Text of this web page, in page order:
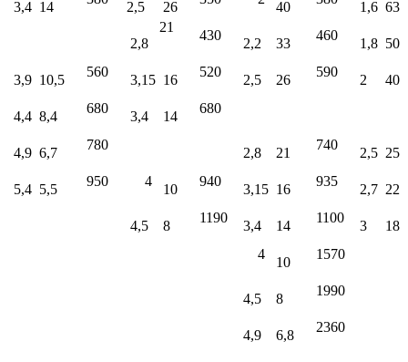
3,4 14 2,5 26 40 1,6 63
2,8
21
430
2,2 33
460
1,8 50
3,9 10,5
560
3,15 16
520
2,5 26
590
2 40
4,4 8,4
680
3,4 14
680
4,9 6,7
780
2,8 21
740
2,5 25
5,4 5,5
950 4
10
940
3,15 16
935
2,7 22
4,5 8
1190
3,4 14
1100
3
18
4
10
1570
4,5 8
1990
4,9 6,8
2360